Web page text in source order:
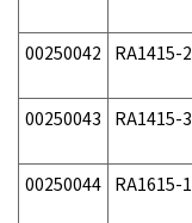
00250042 RA1415-2
00250043 RA1415-3
00250044 RA1615-1